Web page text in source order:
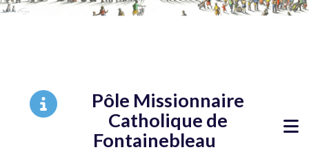
Pôle Missionnaire
Catholique de
Fontainebleau